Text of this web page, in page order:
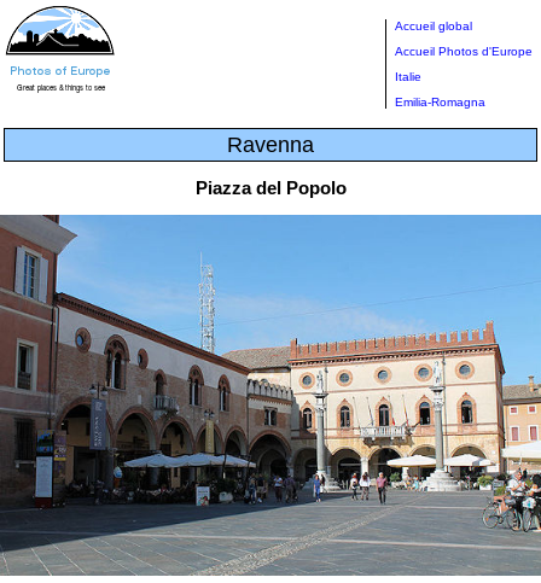
Accueil global
Accueil Photos d'Europe
Italie
Emilia-Romagna
Ravenna
Piazza del Popolo